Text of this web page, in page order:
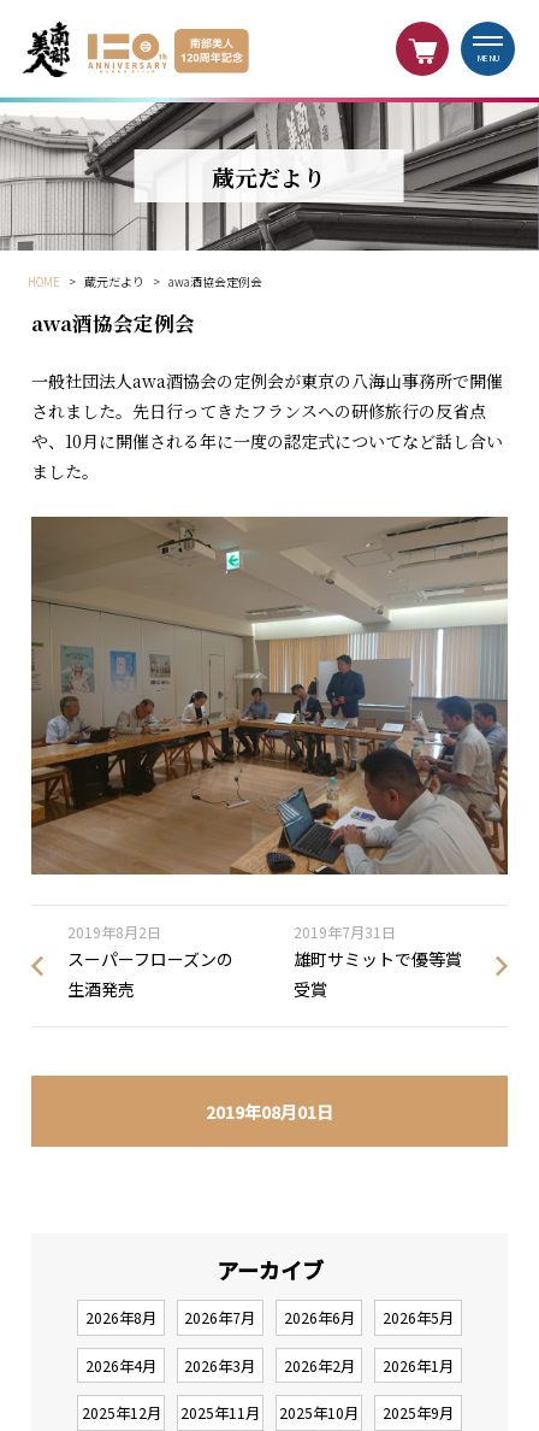
MENU
蔵元だより
HOME > 蔵元だより > awa酒協会定例会
2019年08月01日
awa酒協会定例会
一般社団法人awa酒協会の定例会が東京の八海山事務所で開催
されました。先日行ってきたフランスへの研修旅行の反省点
や、10月に開催される年に一度の認定式についてなど話し合い
ました。
2019年8月2日
スーパーフローズンの
生酒発売
2019年7月31日
雄町サミットで優等賞
受賞
アーカイブ
2026年8月 2026年7月 2026年6月 2026年5月
2026年4月 2026年3月 2026年2月 2026年1月
2025年12月 2025年11月 2025年10月 2025年9月